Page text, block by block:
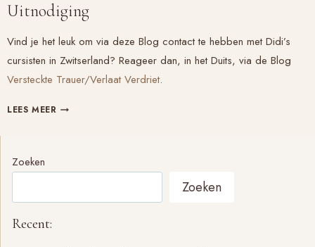
Uitnodiging
Vind je het leuk om via deze Blog contact te hebben met Didi’s
cursisten in Zwitserland? Reageer dan, in het Duits, via de Blog
Versteckte Trauer/Verlaat Verdriet.
LEES MEER VERLAAT
Zoeken
Zoeken
Recent: